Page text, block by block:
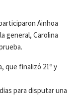
Ainhoa
general, Carolina
que finalizó 21º y
para disputar una